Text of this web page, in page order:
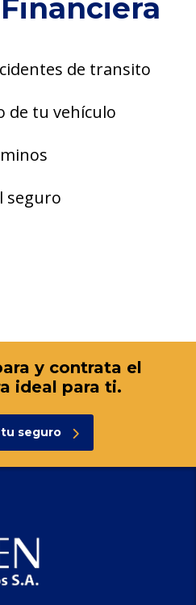
de transito
de tu vehículo
seguro
y contrata el
ideal para ti.
seguro